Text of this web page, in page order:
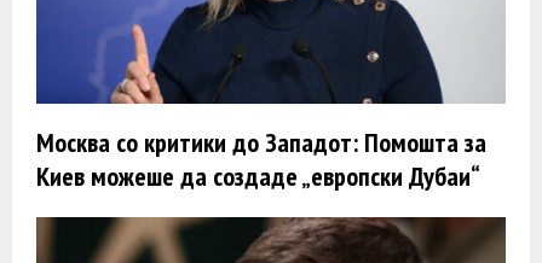
Москва со критики до Западот: Помошта за
Киев можеше да создаде „европски Дубаи“